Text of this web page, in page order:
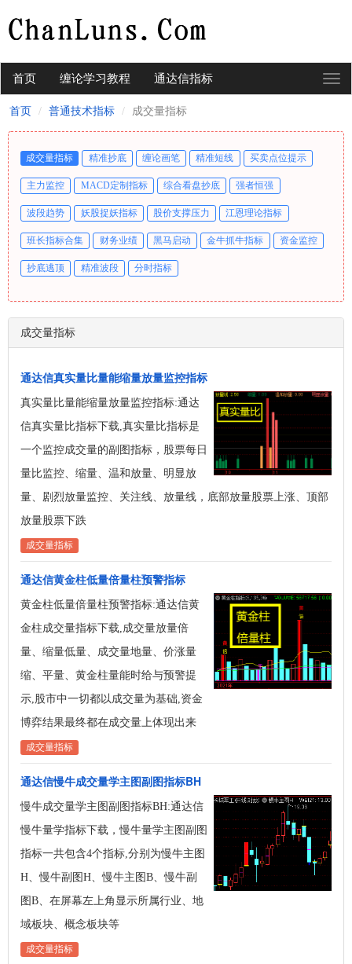
切
换
航
首页 缠论学习教程 通达信指标
首页 普通技术指标 成交量指标
成交量指标 精准抄底 缠论画笔 精准短线 买卖点位提示
主力监控 MACD定制指标 综合看盘抄底 强者恒强
波段趋势 妖股捉妖指标 股价支撑压力 江恩理论指标
班长指标合集 财务业绩 黑马启动 金牛抓牛指标 资金监控
抄底逃顶 精准波段 分时指标
成交量指标
通达信真实量比量能缩量放量监控指标
真实量比量能缩量放量监控指标:通达
信真实量比指标下载,真实量比指标是
一个监控成交量的副图指标，股票每日
量比监控、缩量、温和放量、明显放
量、剧烈放量监控、关注线、放量线，底部放量股票上涨、顶部
放量股票下跌
成交量指标
通达信黄金柱低量倍量柱预警指标
黄金柱低量倍量柱预警指标:通达信黄
金柱成交量指标下载,成交量放量倍
量、缩量低量、成交量地量、价涨量
缩、平量、黄金柱量能时给与预警提
示,股市中一切都以成交量为基础,资金
博弈结果最终都在成交量上体现出来
成交量指标
通达信慢牛成交量学主图副图指标BH
慢牛成交量学主图副图指标BH:通达信
慢牛量学指标下载，慢牛量学主图副图
指标一共包含4个指标,分别为慢牛主图
H、慢牛副图H、慢牛主图B、慢牛副
图B、在屏幕左上角显示所属行业、​地
域板块​、概念板块等
成交量指标